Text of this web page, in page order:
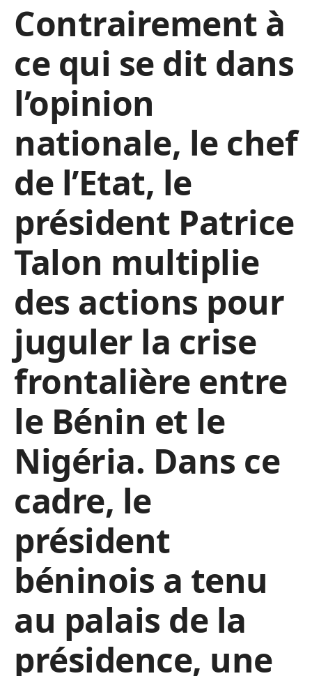
Contrairement à
ce qui se dit dans
l’opinion
nationale, le chef
de l’Etat, le
président Patrice
Talon multiplie
des actions pour
juguler la crise
frontalière entre
le Bénin et le
Nigéria. Dans ce
cadre, le
président
béninois a tenu
au palais de la
présidence, une